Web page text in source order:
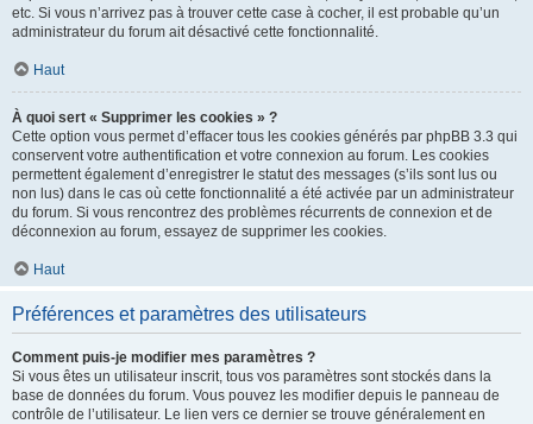
etc. Si vous n’arrivez pas à trouver cette case à cocher, il est probable qu’un
administrateur du forum ait désactivé cette fonctionnalité.
Haut
À quoi sert « Supprimer les cookies » ?
Cette option vous permet d’effacer tous les cookies générés par phpBB 3.3 qui
conservent votre authentification et votre connexion au forum. Les cookies
permettent également d’enregistrer le statut des messages (s’ils sont lus ou
non lus) dans le cas où cette fonctionnalité a été activée par un administrateur
du forum. Si vous rencontrez des problèmes récurrents de connexion et de
déconnexion au forum, essayez de supprimer les cookies.
Haut
Préférences et paramètres des utilisateurs
Comment puis-je modifier mes paramètres ?
Si vous êtes un utilisateur inscrit, tous vos paramètres sont stockés dans la
base de données du forum. Vous pouvez les modifier depuis le panneau de
contrôle de l’utilisateur. Le lien vers ce dernier se trouve généralement en